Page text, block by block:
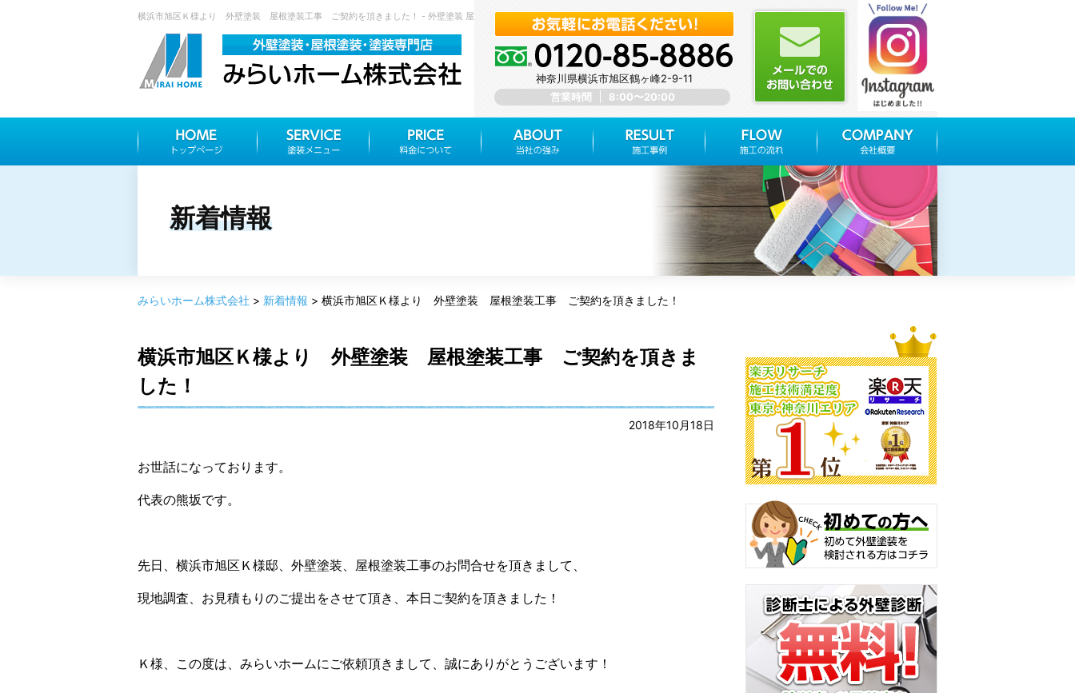
横浜市旭区Ｋ様より 外壁塗装 屋根塗装工事 ご契約を頂きました！ - 外壁塗装 屋根塗装 神奈川県横浜市旭区 みらいホーム株式会社
神奈川県横浜市旭区鶴ヶ峰2-9-11
営業時間
8:00〜20:00
新着情報
みらいホーム株式会社 > 新着情報 > 横浜市旭区Ｋ様より 外壁塗装 屋根塗装工事 ご契約を頂きました！
横浜市旭区Ｋ様より 外壁塗装 屋根塗装工事 ご契約を頂きま
した！
2018年10月18日
お世話になっております。
代表の熊坂です。
先日、横浜市旭区Ｋ様邸、外壁塗装、屋根塗装工事のお問合せを頂きまして、
現地調査、お見積もりのご提出をさせて頂き、本日ご契約を頂きました！
Ｋ様、この度は、みらいホームにご依頼頂きまして、誠にありがとうございます！